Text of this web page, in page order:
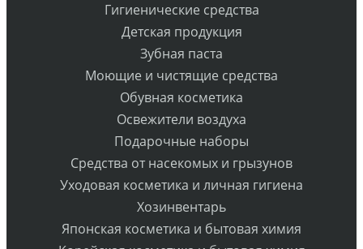
Гигиенические средства
Детская продукция
Зубная паста
Моющие и чистящие средства
Обувная косметика
Освежители воздуха
Подарочные наборы
Средства от насекомых и грызунов
Уходовая косметика и личная гигиена
Хозинвентарь
Японская косметика и бытовая химия